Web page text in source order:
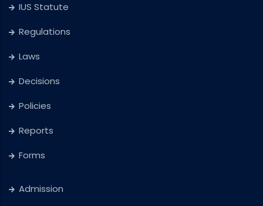
IUS Statute
Regulations
Laws
Decisions
Policies
Reports
Forms
Admission